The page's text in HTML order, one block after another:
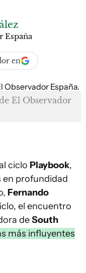
España
en
El Observador
ciclo Playbook,
en profundidad
Fernando
el encuentro
deSouth
más influyentes